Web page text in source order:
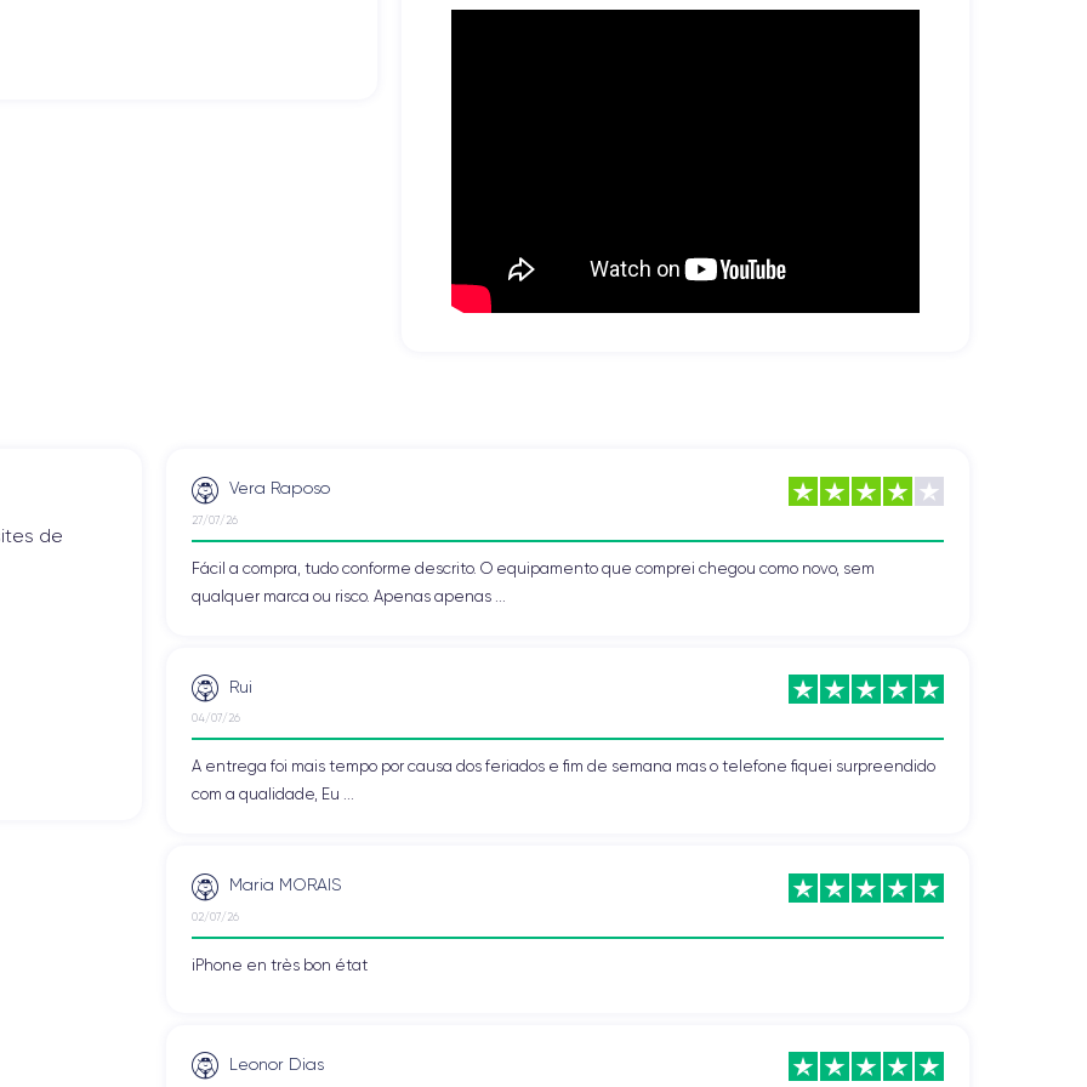
de l'iPhone 7 Plus.
de
Vera Raposo
27/07/26
Fácil a compra, tudo conforme descrito. O equipamento que comprei chegou como novo, sem
qualquer marca ou risco. Apenas apenas ...
Rui
04/07/26
A entrega foi mais tempo por causa dos feriados e fim de semana mas o telefone fiquei surpreendido
com a qualidade, Eu ...
Maria MORAIS
02/07/26
iPhone en très bon état
Leonor Dias